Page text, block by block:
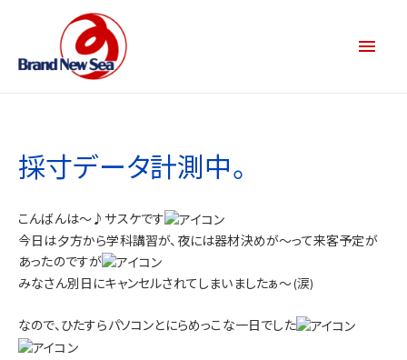
採寸データ計測中。
こんばんは～♪サスケです
今日は夕方から学科講習が、夜には器材決めが～って来客予定が
あったのですが
みなさん別日にキャンセルされてしまいましたぁ～(涙)
なので、ひたすらパソコンとにらめっこな一日でした